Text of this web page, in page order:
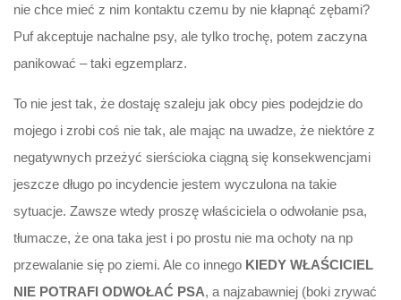
nie chce mieć z nim kontaktu czemu by nie kłapnąć zębami?
Puf akceptuje nachalne psy, ale tylko trochę, potem zaczyna
panikować – taki egzemplarz.
To nie jest tak, że dostaję szaleju jak obcy pies podejdzie do
mojego i zrobi coś nie tak, ale mając na uwadze, że niektóre z
negatywnych przeżyć sierścioka ciągną się konsekwencjami
jeszcze długo po incydencie jestem wyczulona na takie
sytuacje. Zawsze wtedy proszę właściciela o odwołanie psa,
tłumacze, że ona taka jest i po prostu nie ma ochoty na np
przewalanie się po ziemi. Ale co innego KIEDY WŁAŚCICIEL
NIE POTRAFI ODWOŁAĆ PSA, a najzabawniej (boki zrywać